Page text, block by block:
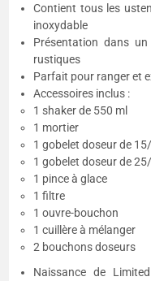
Contient tous les
inoxydable
Présentation dans
rustiques
Parfait pour ranger et
Accessoires inclus :
1 shaker de 550 ml
1 mortier
1 gobelet doseur de
1 gobelet doseur de
1 pince à glace
1 filtre
1 ouvre-bouchon
1 cuillère à mélanger
2 bouchons doseurs
Naissance de